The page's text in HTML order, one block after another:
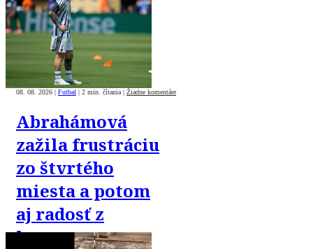
nenávistných
správ
08. 08. 2026 | Futbal | 2 min. čítania | Žiadne komentáre
Abrahámová
zažila frustráciu
zo štvrtého
miesta a potom
aj radosť z
bronzu